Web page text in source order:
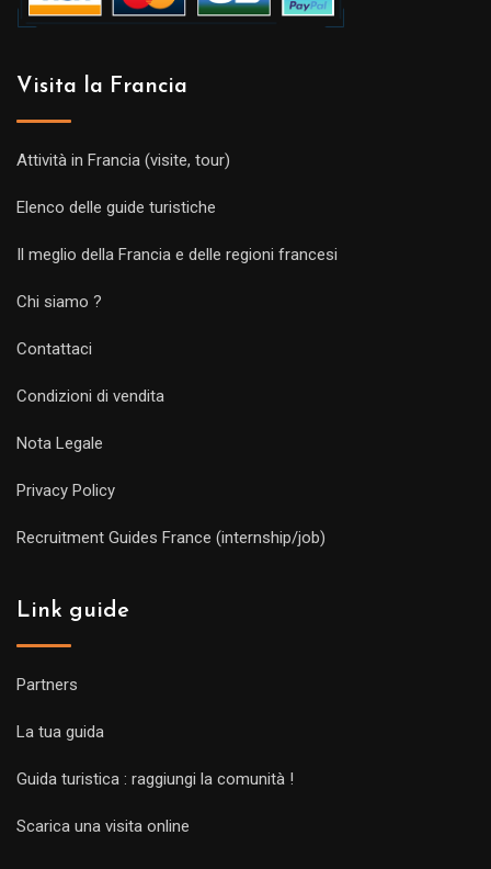
Visita la Francia
Attività in Francia (visite, tour)
Elenco delle guide turistiche
Il meglio della Francia e delle regioni francesi
Chi siamo ?
Contattaci
Condizioni di vendita
Nota Legale
Privacy Policy
Recruitment Guides France (internship/job)
Link guide
Partners
La tua guida
Guida turistica : raggiungi la comunità !
Scarica una visita online